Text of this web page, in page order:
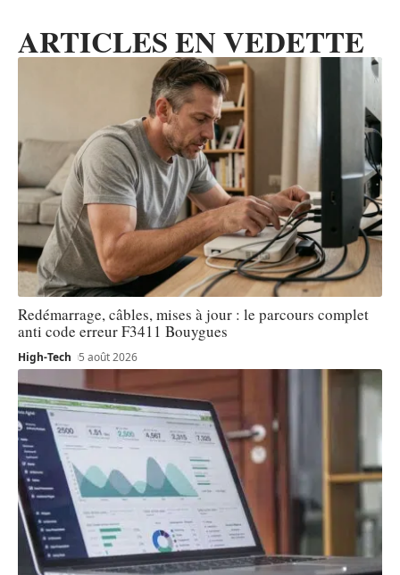
ARTICLES EN VEDETTE
Redémarrage, câbles, mises à jour : le parcours complet
anti code erreur F3411 Bouygues
High-Tech 5 août 2026